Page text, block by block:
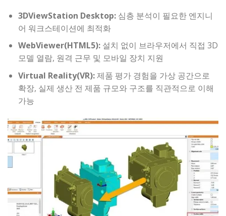
3DViewStation Desktop:심층 분석이 필요한 엔지니
어 워크스테이션에 최적화
WebViewer(HTML5):설치 없이 브라우저에서 직접 3D
모델 열람, 원격 근무 및 모바일 장치 지원
Virtual Reality(VR):제품 평가 경험을 가상 공간으로
확장, 실제 생산 전 제품 규모와 구조를 직관적으로 이해
가능